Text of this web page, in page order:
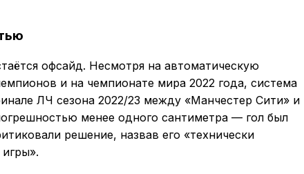
офсайд. Несмотря на автоматическую
и на чемпионате мира 2022 года, система
ЛЧ сезона 2022/23 между «Манчестер Сити» и
менее одного сантиметра — гол был
решение, назвав его «технически